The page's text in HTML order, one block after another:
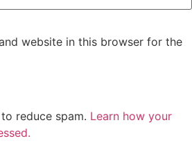
website in this browser for the
reduce spam. Learn how your